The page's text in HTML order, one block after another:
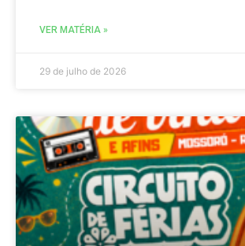
VER MATÉRIA »
29 de julho de 2026